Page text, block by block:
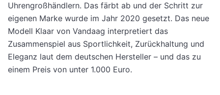
Uhrengroßhändlern. Das färbt ab und der Schritt zur
eigenen Marke wurde im Jahr 2020 gesetzt. Das neue
Modell Klaar von Vandaag interpretiert das
Zusammenspiel aus Sportlichkeit, Zurückhaltung und
Eleganz laut dem deutschen Hersteller – und das zu
einem Preis von unter 1.000 Euro.